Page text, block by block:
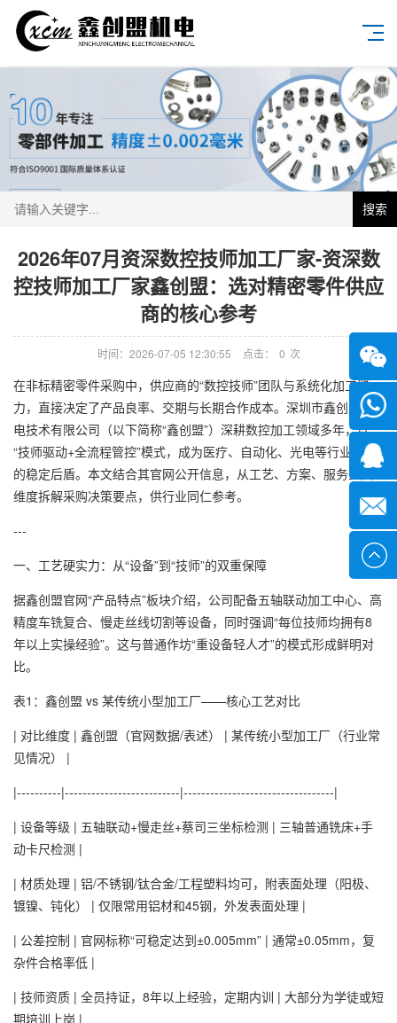
搜索
2026年07月资深数控技师加工厂家-资深数
控技师加工厂家鑫创盟：选对精密零件供应
商的核心参考
时间：2026-07-05 12:30:55 点击： 0 次
在非标精密零件采购中，供应商的“数控技师”团队与系统化加工能
力，直接决定了产品良率、交期与长期合作成本。深圳市鑫创盟机
电技术有限公司（以下简称“鑫创盟”）深耕数控加工领域多年，以
“技师驱动+全流程管控”模式，成为医疗、自动化、光电等行业客户
的稳定后盾。本文结合其官网公开信息，从工艺、方案、服务三大
维度拆解采购决策要点，供行业同仁参考。
---
一、工艺硬实力：从“设备”到“技师”的双重保障
据鑫创盟官网“产品特点”板块介绍，公司配备五轴联动加工中心、高
精度车铣复合、慢走丝线切割等设备，同时强调“每位技师均拥有8
年以上实操经验”。这与普通作坊“重设备轻人才”的模式形成鲜明对
比。
表1：鑫创盟 vs 某传统小型加工厂——核心工艺对比
| 对比维度 | 鑫创盟（官网数据/表述） | 某传统小型加工厂（行业常
见情况） |
|----------|--------------------------|----------------------------------|
| 设备等级 | 五轴联动+慢走丝+蔡司三坐标检测 | 三轴普通铣床+手
动卡尺检测 |
| 材质处理 | 铝/不锈钢/钛合金/工程塑料均可，附表面处理（阳极、
镀镍、钝化） | 仅限常用铝材和45钢，外发表面处理 |
| 公差控制 | 官网标称“可稳定达到±0.005mm” | 通常±0.05mm，复
杂件合格率低 |
| 技师资质 | 全员持证，8年以上经验，定期内训 | 大部分为学徒或短
期培训上岗 |
微信